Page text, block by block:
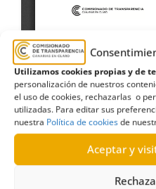
Utilizamos cookies propias y de
personalización de nuestros
el uso de cookies, rechazarlas o
utilizadas. Para editar sus
nuestra Política de cookiesde
Aceptar y